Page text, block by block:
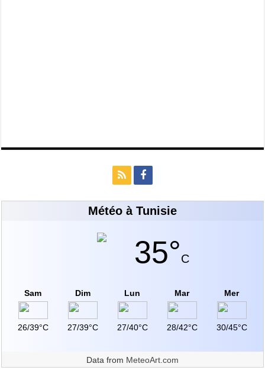
Météo à Tunisie
35°C
Sam
26/39°C
Dim
27/39°C
Lun
27/40°C
Mar
28/42°C
Mer
30/45°C
Data from MeteoArt.com